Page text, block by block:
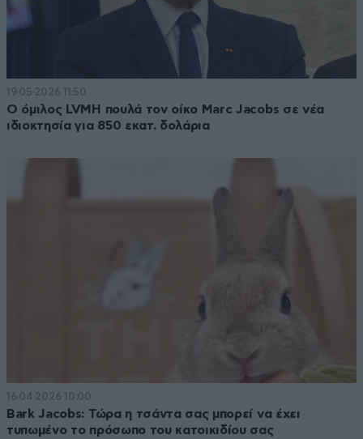
19·05·2026 11:50
O όμιλος LVMH πουλά τον οίκο Marc Jacobs σε νέα
ιδιοκτησία για 850 εκατ. δολάρια
16·04·2026 10:00
Bark Jacobs: Τώρα η τσάντα σας μπορεί να έχει
τυπωμένο το πρόσωπο του κατοικιδίου σας